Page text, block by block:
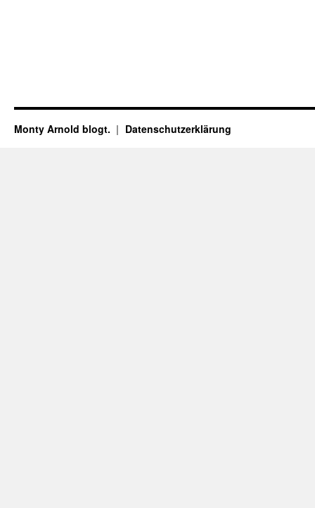
Monty Arnold blogt. Datenschutz­erklärung